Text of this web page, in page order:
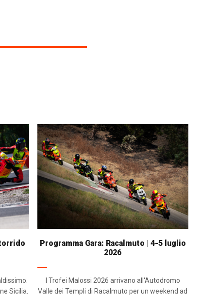
Sicilia.
Programma Gara: Racalmuto | 4-5 luglio
2026
I Trofei Malossi 2026 arrivano all'Autodromo
Valle dei Templi di Racalmuto per un weekend ad